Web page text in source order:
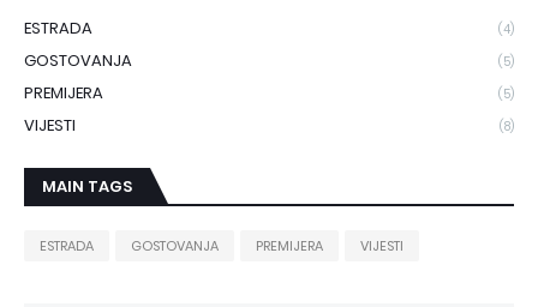
ESTRADA (4)
GOSTOVANJA (5)
PREMIJERA (5)
VIJESTI (8)
MAIN TAGS
ESTRADA GOSTOVANJA PREMIJERA VIJESTI